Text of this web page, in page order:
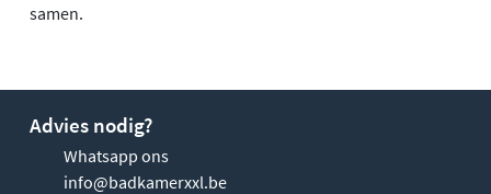
samen.
Advies nodig?
Whatsapp ons
info@badkamerxxl.be